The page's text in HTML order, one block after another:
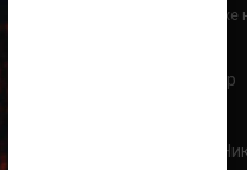
Кусок говна ты, существом даже
Конор МакГрегор
Рэнди Браун —